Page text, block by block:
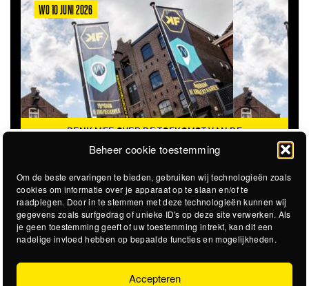
Beheer cookie toestemming
Om de beste ervaringen te bieden, gebruiken wij technologieën zoals
cookies om informatie over je apparaat op te slaan en/of te
raadplegen. Door in te stemmen met deze technologieën kunnen wij
gegevens zoals surfgedrag of unieke ID's op deze site verwerken. Als
je geen toestemming geeft of uw toestemming intrekt, kan dit een
nadelige invloed hebben op bepaalde functies en mogelijkheden.
Accepteren
WO 10 JUNI 2026
DENK MEE OVER DE TOEKOMST VAN DE
KROEPOEKFABRIEK